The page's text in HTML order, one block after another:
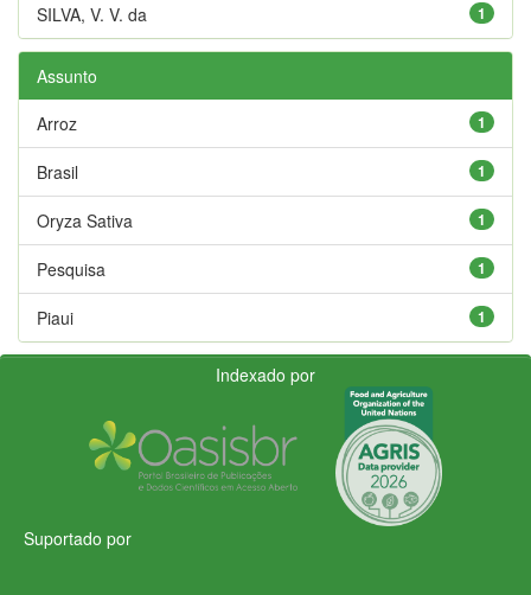
1
SILVA, V. V. da
Assunto
1
Arroz
1
Brasil
1
Oryza Sativa
1
Pesquisa
1
Piaui
Indexado por
Suportado por